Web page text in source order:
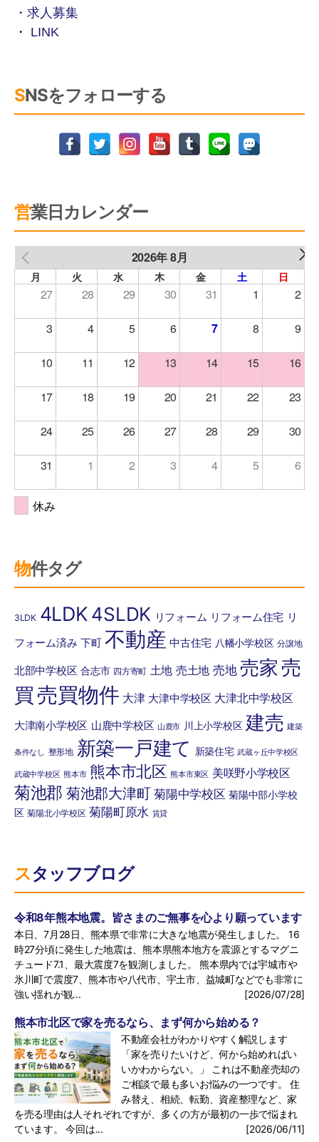
・求人募集
・ LINK
SNSをフォローする
営業日カレンダー
2026年 8月
月 火 水 木 金 土 日
27 28 29 30 31 1 2
3 4 5 6 7 8 9
10 11 12 13 14 15 16
17 18 19 20 21 22 23
24 25 26 27 28 29 30
31 1 2 3 4 5 6
休み
物件タグ
3LDK 4LDK4SLDK リフォーム リフォーム住宅 リ
フォーム済み 下町 不動産 中古住宅 八幡小学校区 分譲地
北部中学校区 合志市 四方寄町 土地 売土地 売地 売家 売
買 売買物件 大津 大津中学校区 大津北中学校区
大津南小学校区 山鹿中学校区 山鹿市 川上小学校区 建売 建築
条件なし 整形地 新築一戸建て 新築住宅 武蔵ヶ丘中学校区
武蔵中学校区 熊本市 熊本市北区 熊本市東区 美咲野小学校区
菊池郡 菊池郡大津町 菊陽中学校区 菊陽中部小学校
区 菊陽北小学校区 菊陽町原水 賃貸
スタッフブログ
令和8年熊本地震。皆さまのご無事を心より願っています
本日、7月28日、熊本県で非常に大きな地震が発生しました。 16
時27分頃に発生した地震は、熊本県熊本地方を震源とするマグニ
チュード7.1、最大震度7を観測しました。 熊本県内では宇城市や
氷川町で震度7、熊本市や八代市、宇土市、益城町などでも非常に
強い揺れが観...
[2026/07/28]
熊本市北区で家を売るなら、まず何から始める？
不動産会社がわかりやすく解説します
「家を売りたいけど、何から始めればい
いかわからない。」 これは不動産売却の
ご相談で最も多いお悩みの一つです。 住
み替え、相続、転勤、資産整理など、家
を売る理由は人それぞれですが、多くの方が最初の一歩で悩まれ
ています。 今回は...
[2026/06/11]